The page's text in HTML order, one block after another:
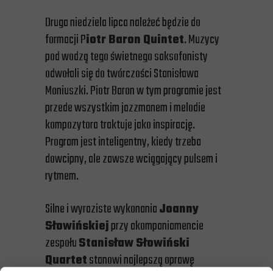
Druga niedziela lipca należeć będzie do
formacji Piotr Baron Quintet. Muzycy
pod wodzą tego świetnego saksofonisty
odwołali się do twórczości Stanisława
Moniuszki. Piotr Baron w tym programie jest
przede wszystkim jazzmanem i melodie
kompozytora traktuje jako inspirację.
Program jest inteligentny, kiedy trzeba
dowcipny, ale zawsze wciągający pulsem i
rytmem.
Silne i wyraziste wykonaniaJoanny
Słowińskiejprzy akompaniamencie
zespołuStanisław Słowiński
Quartetstanowi najlepszą oprawę